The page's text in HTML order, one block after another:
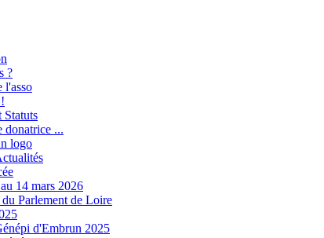
?
l'asso
Statuts
donatrice ...
logo
14 mars 2026
Parlement de Loire
d'Embrun 2025